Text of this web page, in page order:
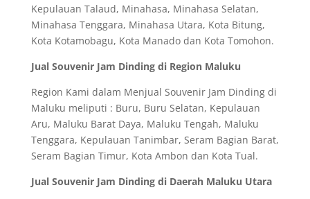
Kepulauan Talaud, Minahasa, Minahasa Selatan,
Minahasa Tenggara, Minahasa Utara, Kota Bitung,
Kota Kotamobagu, Kota Manado dan Kota Tomohon.
Jual Souvenir Jam Dinding di Region Maluku
Region Kami dalam Menjual Souvenir Jam Dinding di
Maluku meliputi : Buru, Buru Selatan, Kepulauan
Aru, Maluku Barat Daya, Maluku Tengah, Maluku
Tenggara, Kepulauan Tanimbar, Seram Bagian Barat,
Seram Bagian Timur, Kota Ambon dan Kota Tual.
Jual Souvenir Jam Dinding di Daerah Maluku Utara